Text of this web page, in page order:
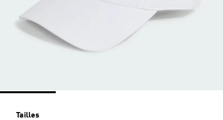
Tailles